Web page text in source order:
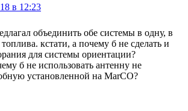
в 12:23
объединить обе системы в одну, в
кстати, а почему б не сделать и
для системы ориентации?
б не использовать антенну не
установленной на MarCO?